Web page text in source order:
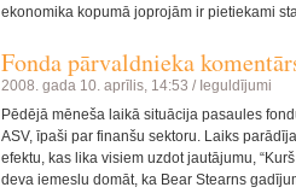
ekonomika kopumā joprojām ir pietiekami
Fonda pārvaldnieka
2008. gada 10. aprīlis, 14:53 / Ieguldījumi
Pēdējā mēneša laikā situācija pasaules
ASV, īpaši par finanšu sektoru. Laiks
efektu, kas lika visiem uzdot jautājumu,
deva iemeslu domāt, ka Bear Stearns